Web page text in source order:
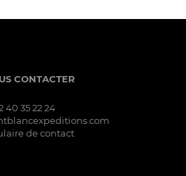
CONTACTER
40 35 22 24
de contact